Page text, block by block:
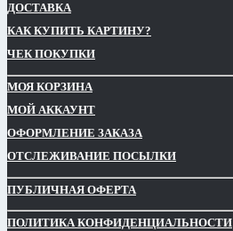
ДОСТАВКА
КАК КУПИТЬ КАРТИНУ?
ЧЕК ПОКУПКИ
МОЯ КОРЗИНА
МОЙ АККАУНТ
ОФОРМЛЕНИЕ ЗАКАЗА
ОТСЛЕЖИВАНИЕ ПОСЫЛКИ
ПУБЛИЧНАЯ ОФЕРТА
ПОЛИТИКА КОНФИДЕНЦИАЛЬНОСТИ